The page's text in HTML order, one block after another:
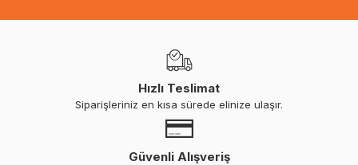
Hızlı Teslimat
Siparişleriniz en kısa sürede elinize ulaşır.
Güvenli Alışveriş